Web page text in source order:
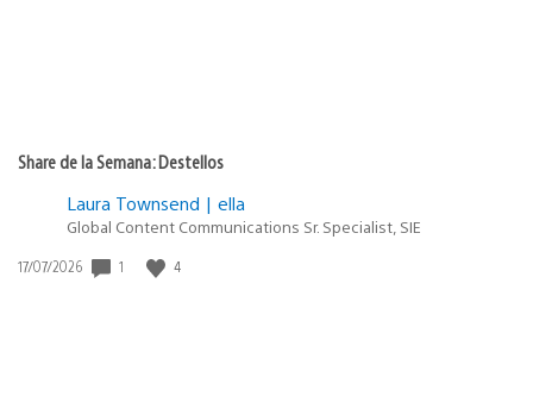
Share de la Semana: Destellos
Laura Townsend | ella
Global Content Communications Sr. Specialist, SIE
Fecha
17/07/2026 1 4